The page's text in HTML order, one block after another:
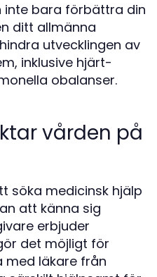
inte bara förbättra din
ditt allmänna
utvecklingen av
inklusive hjärt-
obalanser.
vården på
söka medicinsk hjälp
att känna sig
erbjuder
det möjligt för
med läkare från